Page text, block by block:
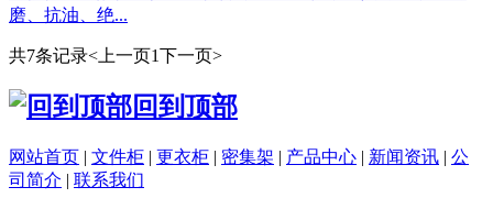
磨、抗油、绝...
共7条记录<上一页1下一页>
回到顶部
网站首页 | 文件柜 | 更衣柜 | 密集架 | 产品中心 | 新闻资讯 | 公
司简介 | 联系我们